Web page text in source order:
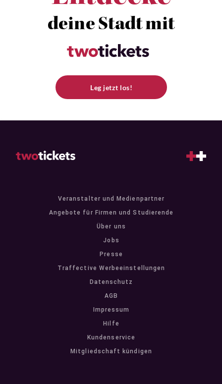
deine Stadt mit
Leg jetzt los!
Veranstalter und Medienpartner
Angebote für Firmen und Studierende
Über uns
Jobs
Presse
Traffective Werbeeinstellungen
Datenschutz
AGB
Impressum
Hilfe
Kundenservice
Mitgliedschaft kündigen